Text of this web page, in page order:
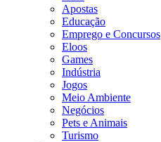
Apostas
Educação
Emprego e Concursos
Eloos
Games
Indústria
Jogos
Meio Ambiente
Negócios
Pets e Animais
Turismo